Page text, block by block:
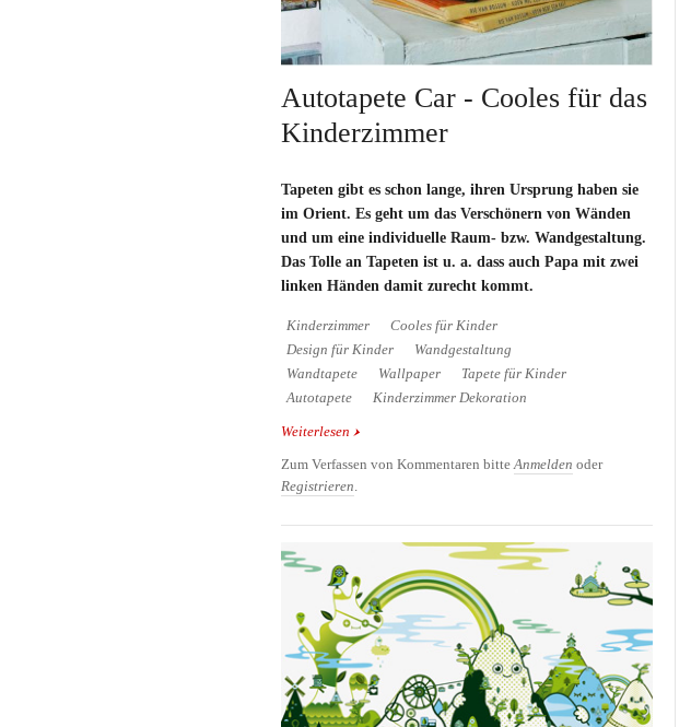
Autotapete Car - Cooles für das
Kinderzimmer
Tapeten gibt es schon lange, ihren Ursprung haben sie
im Orient. Es geht um das Verschönern von Wänden
und um eine individuelle Raum- bzw. Wandgestaltung.
Das Tolle an Tapeten ist u. a. dass auch Papa mit zwei
linken Händen damit zurecht kommt.
Kinderzimmer
Cooles für Kinder
Design für Kinder
Wandgestaltung
Wandtapete
Wallpaper
Tapete für Kinder
Autotapete
Kinderzimmer Dekoration
Weiterlesen über Autotapete Car - Cooles für das
Zum Verfassen von Kommentaren bitteAnmelden oder
Registrieren.